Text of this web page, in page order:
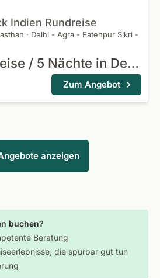
Indien Rundreise
· Delhi - Agra - Fatehpur Sikri -
6 Tage Rundreise / 5 Nächte in Deluxe Hotels
Zum Angebot
anzeigen
buchen?
Beratung
die spürbar gut tun